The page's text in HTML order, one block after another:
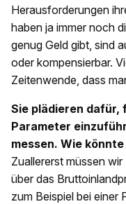
Herausforderungen
haben ja immer noch
genug Geld gibt, sind
oder kompensierbar.
Zeitenwende, dass
Sie plädieren
Parameter
messen. Wie
Zuallererst müssen
über das
zum Beispiel bei einer